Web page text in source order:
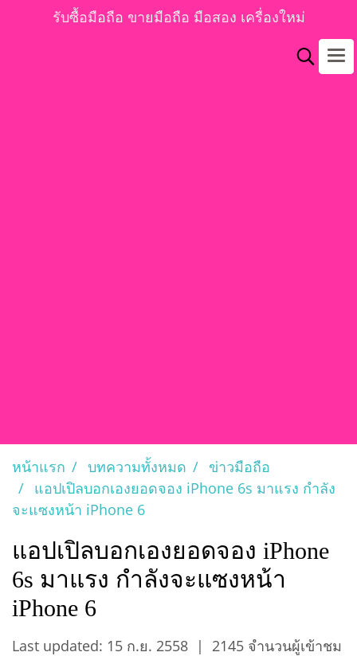
รับซื้อมือถือ ขายมือถือ มือสอง เครื่องใหม่
หน้าแรก บทความทั้งหมด
ข่าวมือถือ
แอปเปิลบอกเองยอดจอง iPhone 6s มาแรง กำลัง
จะแซงหน้า iPhone 6
แอปเปิลบอกเองยอดจอง iPhone
6s มาแรง กำลังจะแซงหน้า
iPhone 6
Last updated: 15 ก.ย. 2558 |
2145 จำนวนผู้เข้าชม